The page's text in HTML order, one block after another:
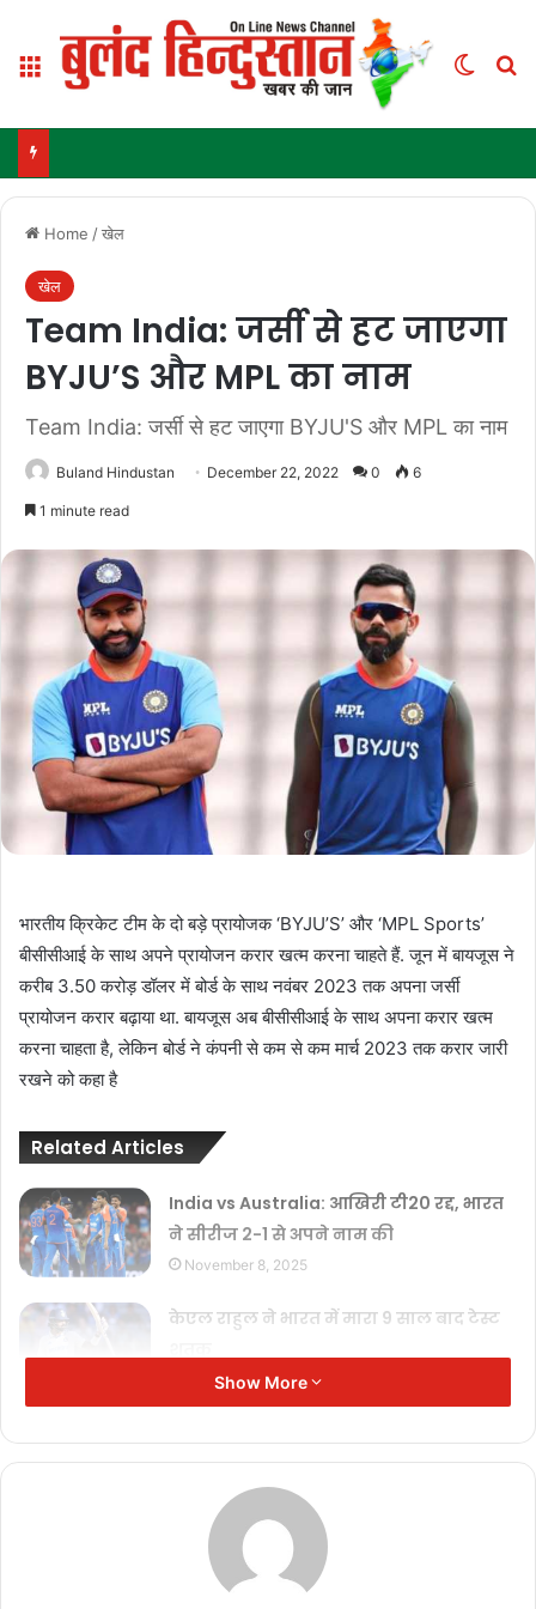
Menu
Home /खेल
खेल
Team India: जर्सी से हट जाएगा
BYJU’S और MPL का नाम
Team India: जर्सी से हट जाएगा BYJU'S और MPL का नाम
Buland Hindustan December 22, 2022 0 6
1 minute read
भारतीय क्रिकेट टीम के दो बड़े प्रायोजक ‘BYJU’S’ और ‘MPL Sports’
बीसीसीआई के साथ अपने प्रायोजन करार खत्म करना चाहते हैं. जून में बायजूस ने
करीब 3.50 करोड़ डॉलर में बोर्ड के साथ नवंबर 2023 तक अपना जर्सी
प्रायोजन करार बढ़ाया था. बायजूस अब बीसीसीआई के साथ अपना करार खत्म
करना चाहता है, लेकिन बोर्ड ने कंपनी से कम से कम मार्च 2023 तक करार जारी
रखने को कहा है
Related Articles
India vs Australia: आखिरी टी20 रद्द, भारत
ने सीरीज 2-1 से अपने नाम की
November 8, 2025
केएल राहुल ने भारत में मारा 9 साल बाद टेस्ट
October 4, 2025
का कड़ा विरोध
September 30, 2025
एशिया कप 2025 का फाइनल: भारत-
पाकिस्तान की पहली भिड़ंत
Show More